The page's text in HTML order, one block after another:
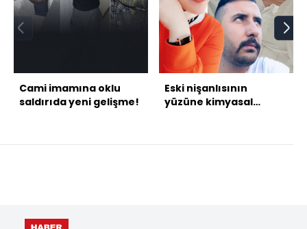
Cami imamına oklu
saldırıda yeni gelişme!
Eski nişanlısının
yüzüne kimyasal